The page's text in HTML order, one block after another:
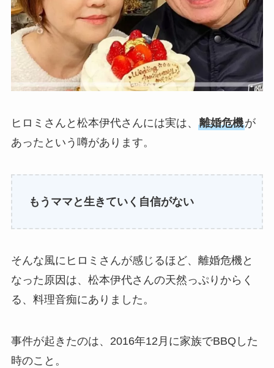
ヒロミさんと松本伊代さんには実は、 離婚危機が
あったという噂があります。
もうママと生きていく自信がない
そんな風にヒロミさんが感じるほど、離婚危機と
なった原因は、松本伊代さんの天然っぷりからく
る、料理音痴にありました。
事件が起きたのは、2016年12月に家族でBBQした
時のこと。